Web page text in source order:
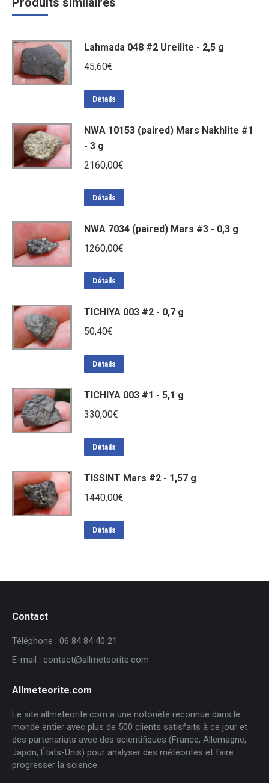
Lahmada 048 #2 Ureilite - 2,5 g
45,60€
Détails
NWA 10153 (paired) Mars Nakhlite #1
- 3 g
2160,00€
Détails
NWA 7034 (paired) Mars #3 - 0,3 g
1260,00€
Détails
TICHIYA 003 #2 - 0,7 g
50,40€
Détails
TICHIYA 003 #1 - 5,1 g
330,00€
Détails
TISSINT Mars #2 - 1,57 g
1440,00€
Détails
Contact
Téléphone : 06 84 84 40 21
E-mail : contact@allmeteorite.com
Allmeteorite.com
Le site allmeteorite.com a une notoriété reconnue dans le
monde entier avec plus de 500 clients satisfaits à ce jour et
des partenariats avec des scientifiques (France, Allemagne,
Japon, États-Unis) pour analyser des météorites et faire
progresser la science.